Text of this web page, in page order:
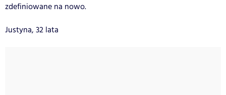
zdefiniowane na nowo.
Justyna, 32 lata